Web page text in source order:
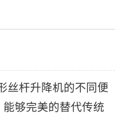
丝杆升降机的不同便
够完美的替代传统